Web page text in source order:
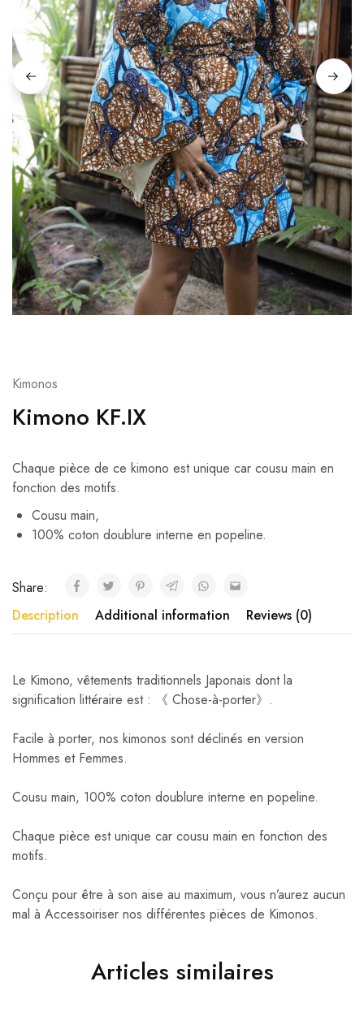
Kimonos
Kimono KF.IX
Chaque pièce de ce kimono est unique car cousu main en
fonction des motifs.
Cousu main,
100% coton doublure interne en popeline.
Share:
Description
Additional information Reviews (0)
Le Kimono, vêtements traditionnels Japonais dont la
signification littéraire est : 《 Chose-à-porter》.
Facile à porter, nos kimonos sont déclinés en version
Hommes et Femmes.
Cousu main, 100% coton doublure interne en popeline.
Chaque pièce est unique car cousu main en fonction des
motifs.
Conçu pour être à son aise au maximum, vous n’aurez aucun
mal à Accessoiriser nos différentes pièces de Kimonos.
Articles similaires